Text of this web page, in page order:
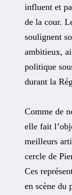
influent et
de la cour.
soulignent
ambitieux,
politique
durant la
Comme de
elle fait
meilleurs
cercle de
Ces
en scène du